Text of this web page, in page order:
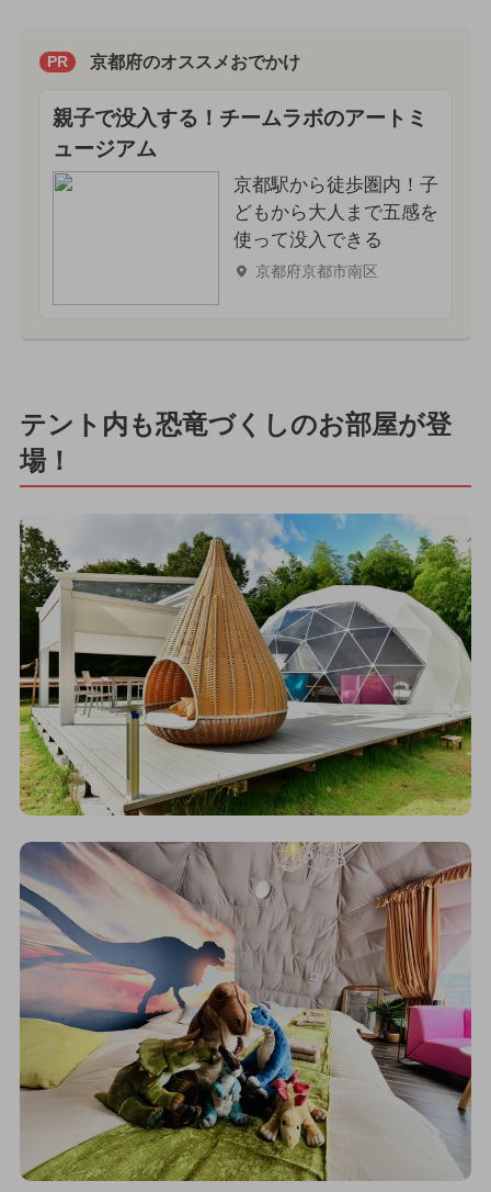
PR 京都府のオススメおでかけ
親子で没入する！チームラボのアートミ
ュージアム
京都駅から徒歩圏内！子
どもから大人まで五感を
使って没入できる
京都府京都市南区
テント内も恐竜づくしのお部屋が登
場！